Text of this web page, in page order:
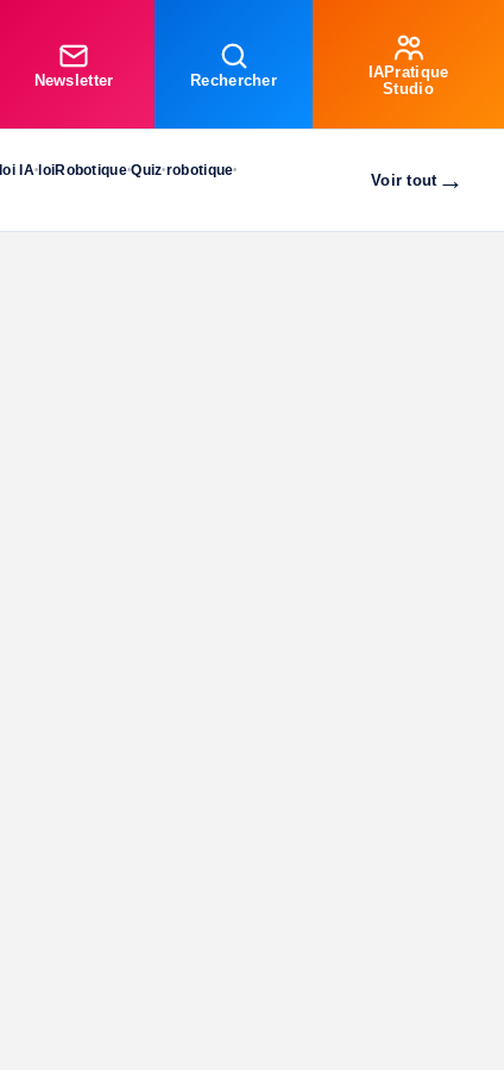
Newsletter Rechercher
IAPratique
Studio
loi IA• loiRobotique•Quiz•robotique•
Voir tout→